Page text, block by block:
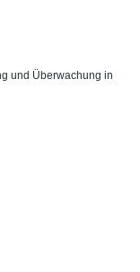
und Überwachung in